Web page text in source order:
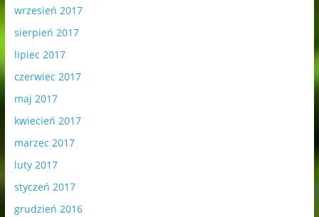
wrzesień 2017
sierpień 2017
lipiec 2017
czerwiec 2017
maj 2017
kwiecień 2017
marzec 2017
luty 2017
styczeń 2017
grudzień 2016